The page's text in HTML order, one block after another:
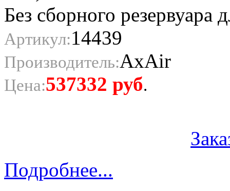
Без сборного резервуара
Артикул:14439
Производитель:AxAir
Цена:537332 руб.
Подробнее...